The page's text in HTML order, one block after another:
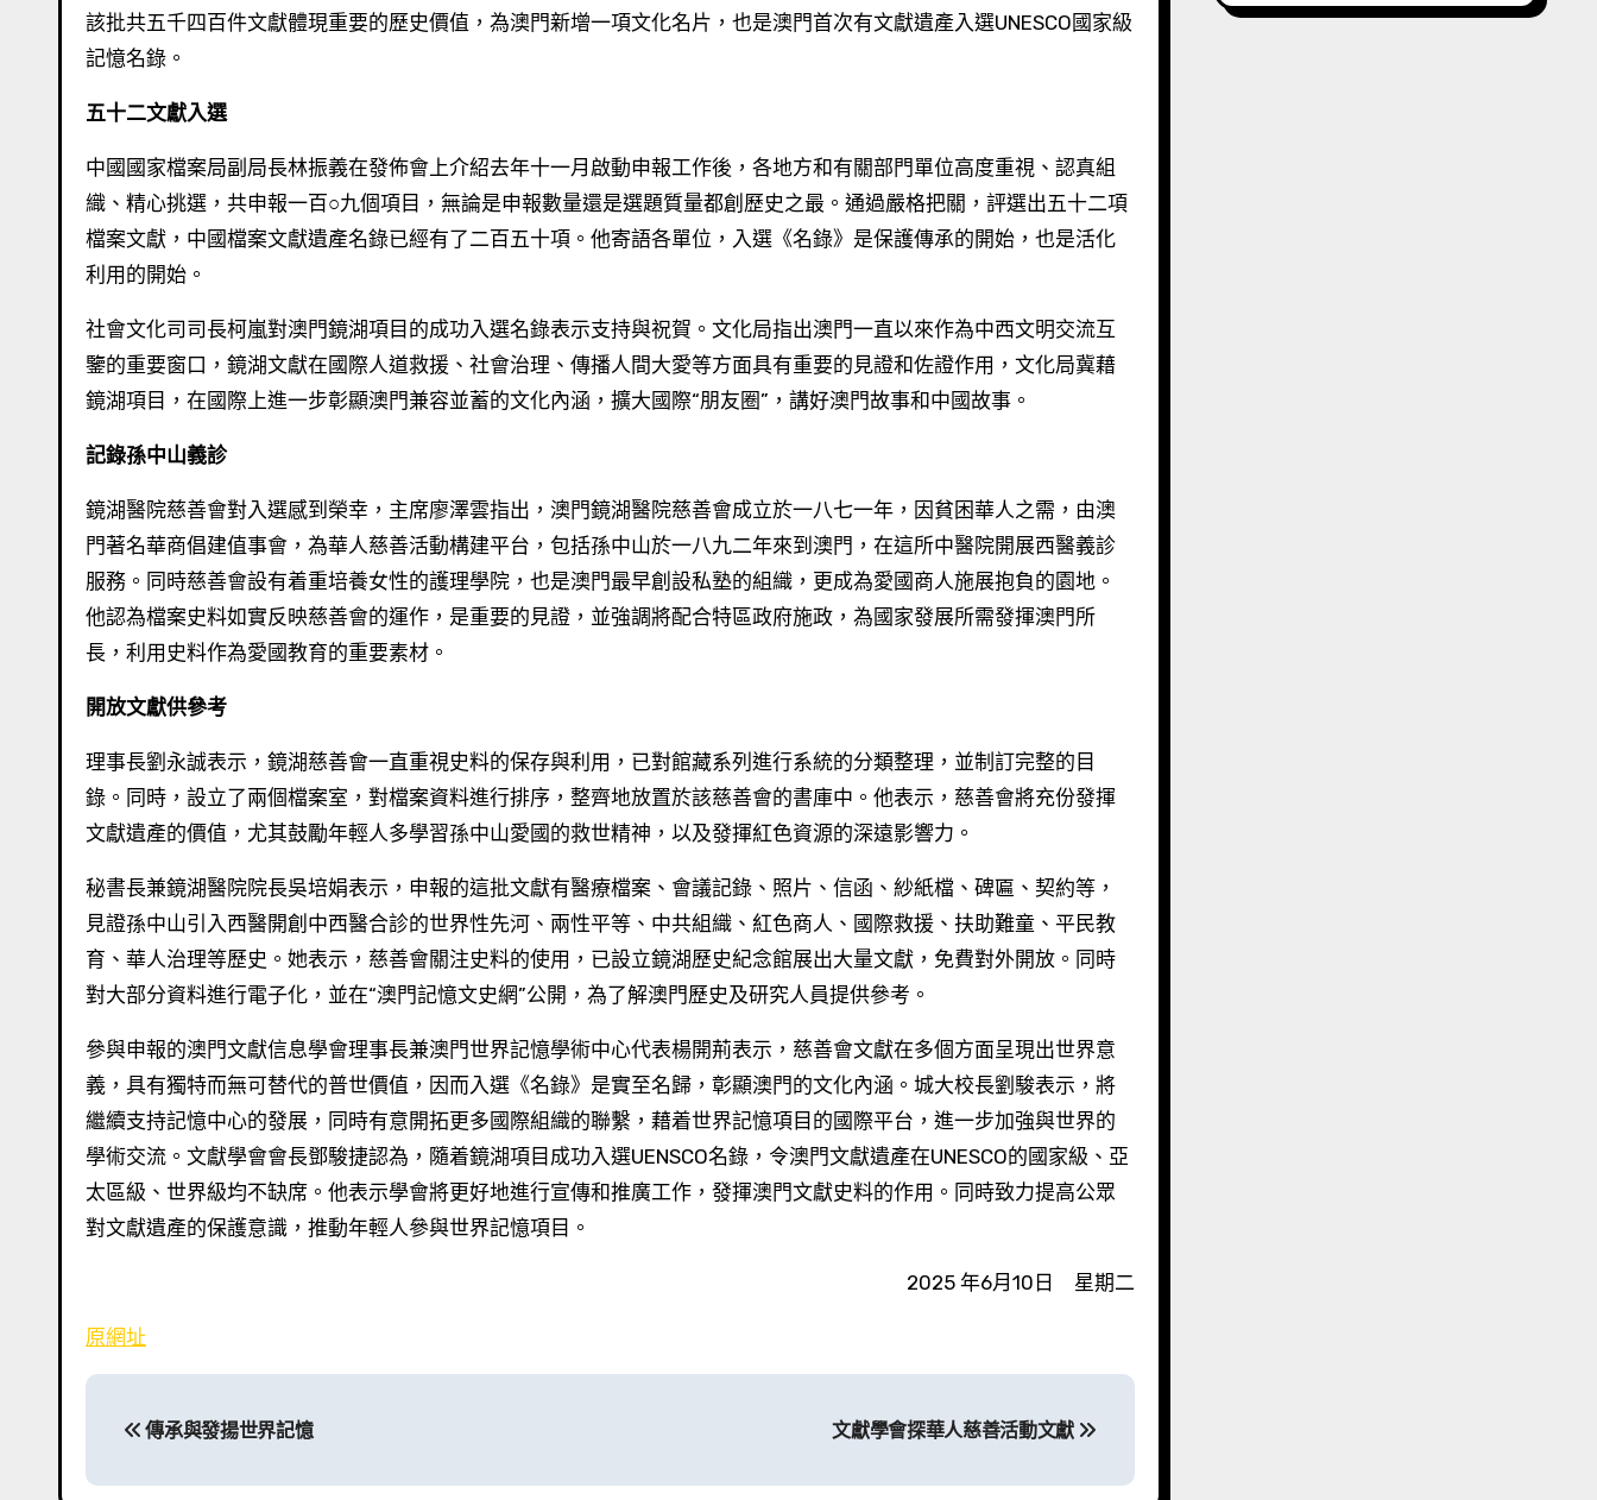
該批共五千四百件文獻體現重要的歷史價值，為澳門新增一項文化名片，也是澳門首次有文獻遺產入選UNESCO國家級
記憶名錄。
五十二文獻入選
中國國家檔案局副局長林振義在發佈會上介紹去年十一月啟動申報工作後，各地方和有關部門單位高度重視、認真組
織、精心挑選，共申報一百○九個項目，無論是申報數量還是選題質量都創歷史之最。通過嚴格把關，評選出五十二項
檔案文獻，中國檔案文獻遺產名錄已經有了二百五十項。他寄語各單位，入選《名錄》是保護傳承的開始，也是活化
利用的開始。
社會文化司司長柯嵐對澳門鏡湖項目的成功入選名錄表示支持與祝賀。文化局指出澳門一直以來作為中西文明交流互
鑒的重要窗口，鏡湖文獻在國際人道救援、社會治理、傳播人間大愛等方面具有重要的見證和佐證作用，文化局冀藉
鏡湖項目，在國際上進一步彰顯澳門兼容並蓄的文化內涵，擴大國際“朋友圈”，講好澳門故事和中國故事。
記錄孫中山義診
鏡湖醫院慈善會對入選感到榮幸，主席廖澤雲指出，澳門鏡湖醫院慈善會成立於一八七一年，因貧困華人之需，由澳
門著名華商倡建值事會，為華人慈善活動構建平台，包括孫中山於一八九二年來到澳門，在這所中醫院開展西醫義診
服務。同時慈善會設有着重培養女性的護理學院，也是澳門最早創設私塾的組織，更成為愛國商人施展抱負的園地。
他認為檔案史料如實反映慈善會的運作，是重要的見證，並強調將配合特區政府施政，為國家發展所需發揮澳門所
長，利用史料作為愛國教育的重要素材。
開放文獻供參考
理事長劉永誠表示，鏡湖慈善會一直重視史料的保存與利用，已對館藏系列進行系統的分類整理，並制訂完整的目
錄。同時，設立了兩個檔案室，對檔案資料進行排序，整齊地放置於該慈善會的書庫中。他表示，慈善會將充份發揮
文獻遺產的價值，尤其鼓勵年輕人多學習孫中山愛國的救世精神，以及發揮紅色資源的深遠影響力。
秘書長兼鏡湖醫院院長吳培娟表示，申報的這批文獻有醫療檔案、會議記錄、照片、信函、紗紙檔、碑匾、契約等，
見證孫中山引入西醫開創中西醫合診的世界性先河、兩性平等、中共組織、紅色商人、國際救援、扶助難童、平民教
育、華人治理等歷史。她表示，慈善會關注史料的使用，已設立鏡湖歷史紀念館展出大量文獻，免費對外開放。同時
對大部分資料進行電子化，並在“澳門記憶文史網”公開，為了解澳門歷史及研究人員提供參考。
參與申報的澳門文獻信息學會理事長兼澳門世界記憶學術中心代表楊開荊表示，慈善會文獻在多個方面呈現出世界意
義，具有獨特而無可替代的普世價值，因而入選《名錄》是實至名歸，彰顯澳門的文化內涵。城大校長劉駿表示，將
繼續支持記憶中心的發展，同時有意開拓更多國際組織的聯繫，藉着世界記憶項目的國際平台，進一步加強與世界的
學術交流。文獻學會會長鄧駿捷認為，隨着鏡湖項目成功入選UENSCO名錄，令澳門文獻遺產在UNESCO的國家級、亞
太區級、世界級均不缺席。他表示學會將更好地進行宣傳和推廣工作，發揮澳門文獻史料的作用。同時致力提高公眾
對文獻遺產的保護意識，推動年輕人參與世界記憶項目。
2025 年6月10日 星期二
原網址
文
傳承與發揚世界記憶 文獻學會探華人慈善活動文獻